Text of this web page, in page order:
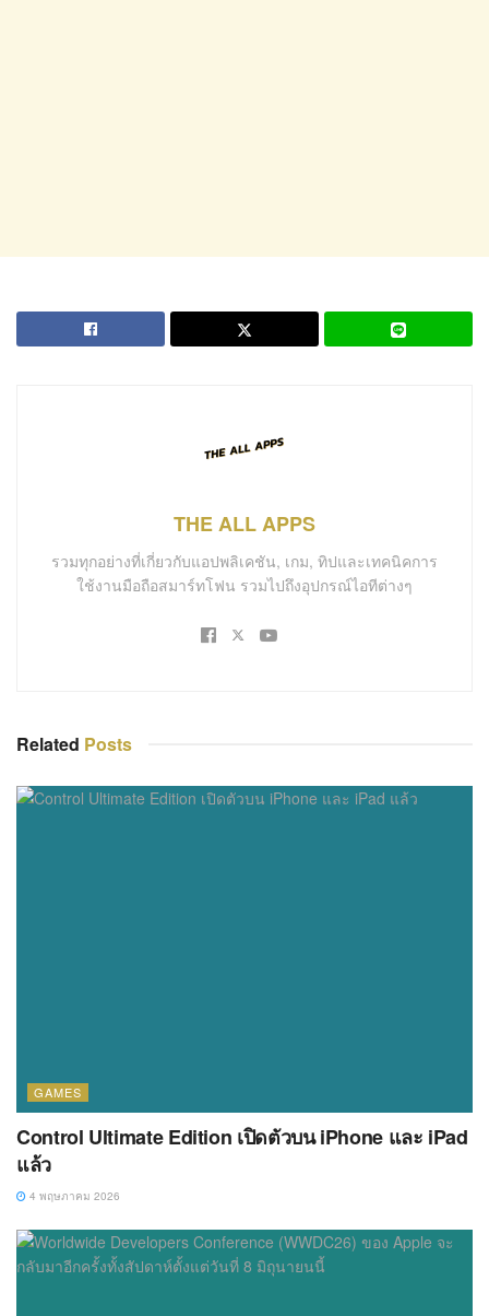
THE ALL APPS
รวมทุกอย่างที่เกี่ยวกับแอปพลิเคชัน, เกม, ทิปและเทคนิคการ
ใช้งานมือถือสมาร์ทโฟน รวมไปถึงอุปกรณ์ไอทีต่างๆ
Related Posts
GAMES
Control Ultimate Edition เปิดตัวบน iPhone และ iPad
แล้ว
4 พฤษภาคม 2026